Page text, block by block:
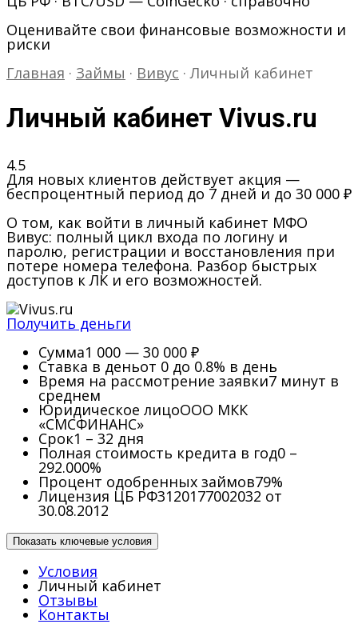
Оценивайте свои финансовые возможности и
риски
Главная · Займы · Вивус ·Личный кабинет
Личный кабинет Vivus.ru
4.5
Для новых клиентов действует акция —
беспроцентный период до 7 дней и до 30 000 ₽
О том, как войти в личный кабинет МФО
Вивус: полный цикл входа по логину и
паролю, регистрации и восстановления при
потере номера телефона. Разбор быстрых
доступов к ЛК и его возможностей.
Получить деньги
Сумма1 000 — 30 000 ₽
Ставка в деньот 0 до 0.8% в день
Время на рассмотрение заявки7 минут в
среднем
Юридическое лицоООО МКК
«СМСФИНАНС»
Срок1 – 32 дня
Полная стоимость кредита в год0 –
292.000%
Процент одобренных займов79%
Лицензия ЦБ РФ3120177002032 от
30.08.2012
Показать ключевые условия
Условия
Личный кабинет
Отзывы
Контакты